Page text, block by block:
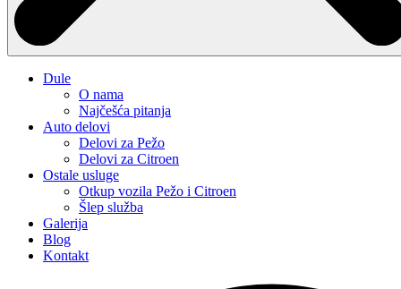
Dule
O nama
Najčešća pitanja
Auto delovi
Delovi za Pežo
Delovi za Citroen
Ostale usluge
Otkup vozila Pežo i Citroen
Šlep služba
Galerija
Blog
Kontakt